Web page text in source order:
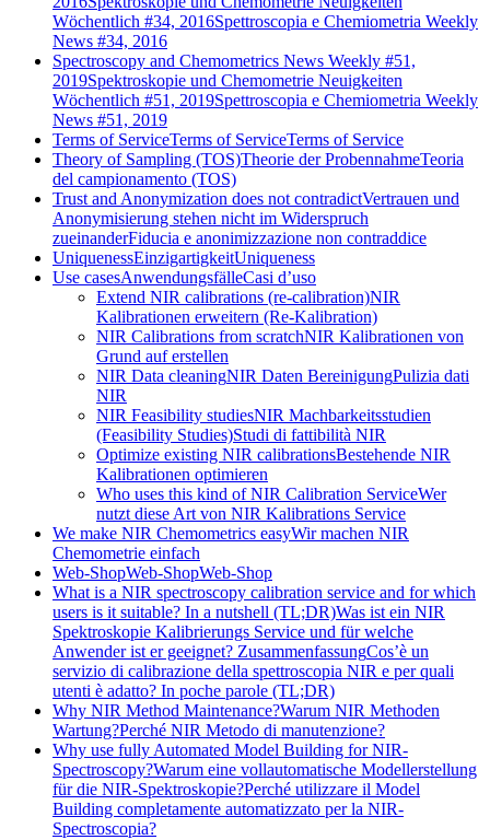
Wöchentlich #34, 2016Spettroscopia e Chemiometria Weekly
News #34, 2016
Spectroscopy and Chemometrics News Weekly #51,
2019Spektroskopie und Chemometrie Neuigkeiten
Wöchentlich #51, 2019Spettroscopia e Chemiometria Weekly
News #51, 2019
Terms of ServiceTerms of ServiceTerms of Service
Theory of Sampling (TOS)Theorie der ProbennahmeTeoria
del campionamento (TOS)
Trust and Anonymization does not contradictVertrauen und
Anonymisierung stehen nicht im Widerspruch
zueinanderFiducia e anonimizzazione non contraddice
UniquenessEinzigartigkeitUniqueness
Use casesAnwendungsfälleCasi d’uso
Extend NIR calibrations (re-calibration)NIR
Kalibrationen erweitern (Re-Kalibration)
NIR Calibrations from scratchNIR Kalibrationen von
Grund auf erstellen
NIR Data cleaningNIR Daten BereinigungPulizia dati
NIR
NIR Feasibility studiesNIR Machbarkeitsstudien
(Feasibility Studies)Studi di fattibilità NIR
Optimize existing NIR calibrationsBestehende NIR
Kalibrationen optimieren
Who uses this kind of NIR Calibration ServiceWer
nutzt diese Art von NIR Kalibrations Service
We make NIR Chemometrics easyWir machen NIR
Chemometrie einfach
Web-ShopWeb-ShopWeb-Shop
What is a NIR spectroscopy calibration service and for which
users is it suitable? In a nutshell (TL;DR)Was ist ein NIR
Spektroskopie Kalibrierungs Service und für welche
Anwender ist er geeignet? ZusammenfassungCos’è un
servizio di calibrazione della spettroscopia NIR e per quali
utenti è adatto? In poche parole (TL;DR)
Why NIR Method Maintenance?Warum NIR Methoden
Wartung?Perché NIR Metodo di manutenzione?
Why use fully Automated Model Building for NIR-
Spectroscopy?Warum eine vollautomatische Modellerstellung
für die NIR-Spektroskopie?Perché utilizzare il Model
Building completamente automatizzato per la NIR-
Spectroscopia?